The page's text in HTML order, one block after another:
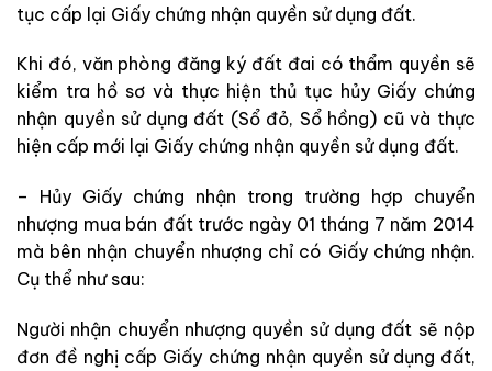
tục cấp lại Giấy chứng nhận quyền sử dụng đất.
Khi đó, văn phòng đăng ký đất đai có thẩm quyền sẽ
kiểm tra hồ sơ và thực hiện thủ tục hủy Giấy chứng
nhận quyền sử dụng đất (Sổ đỏ, Sổ hồng) cũ và thực
hiện cấp mới lại Giấy chứng nhận quyền sử dụng đất.
– Hủy Giấy chứng nhận trong trường hợp chuyển
nhượng mua bán đất trước ngày 01 tháng 7 năm 2014
mà bên nhận chuyển nhượng chỉ có Giấy chứng nhận.
Cụ thể như sau:
Người nhận chuyển nhượng quyền sử dụng đất sẽ nộp
đơn đề nghị cấp Giấy chứng nhận quyền sử dụng đất,